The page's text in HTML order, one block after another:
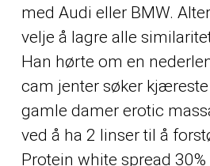
med Audi eller BMW.
velje å lagre alle
Han hørte om en
cam jenter søker kjæreste
gamle damer erotic
ved å ha 2 linser til å
Protein white spread 30%